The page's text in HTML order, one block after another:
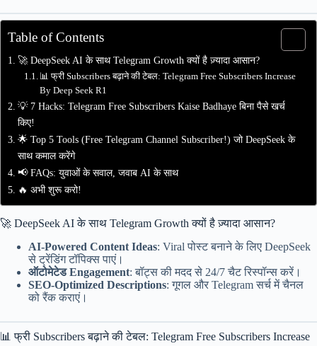
Table of Contents
🚀 DeepSeek AI के साथ Telegram Growth क्यों है ज़्यादा आसान?
📊 फ्री Subscribers बढ़ाने की टेबल: Telegram Free Subscribers Increase
By Deep Seek R1
💡 7 Hacks: Telegram Free Subscribers Kaise Badhaye बिना पैसे खर्च
किए!
🌟 Top 5 Tools (Free Telegram Channel Subscriber!) जो DeepSeek के
साथ कमाल करेंगे
📢 FAQs: युवाओं के सवाल, जवाब AI के साथ
🔥 अभी शुरू करो!
🚀 DeepSeek AI के साथ Telegram Growth क्यों है ज़्यादा आसान?
AI-Powered Content Ideas: Viral पोस्ट बनाने के लिए DeepSeek
से ट्रेंडिंग टॉपिक्स पाएं।
ऑटोमेटेड Engagement: बॉट्स की मदद से 24/7 चैट रिस्पॉन्स करें।
SEO-Optimized Descriptions: गूगल और Telegram सर्च में चैनल
को रैंक कराएं।
📊 फ्री Subscribers बढ़ाने की टेबल: Telegram Free Subscribers Increase